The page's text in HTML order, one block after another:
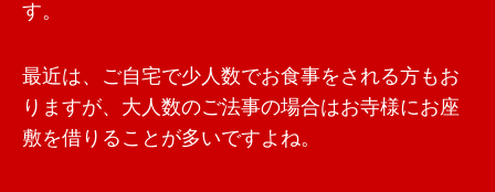
す。
最近は、ご自宅で少人数でお食事をされる方もお
りますが、大人数のご法事の場合はお寺様にお座
敷を借りることが多いですよね。